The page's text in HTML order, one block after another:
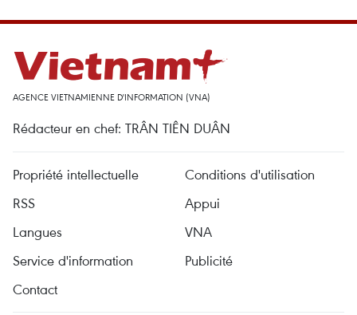
AGENCE VIETNAMIENNE D'INFORMATION (VNA)
Rédacteur en chef: TRÂN TIÊN DUÂN
Propriété intellectuelle
Conditions d'utilisation
RSS
Appui
Langues
VNA
Service d'information
Publicité
Contact